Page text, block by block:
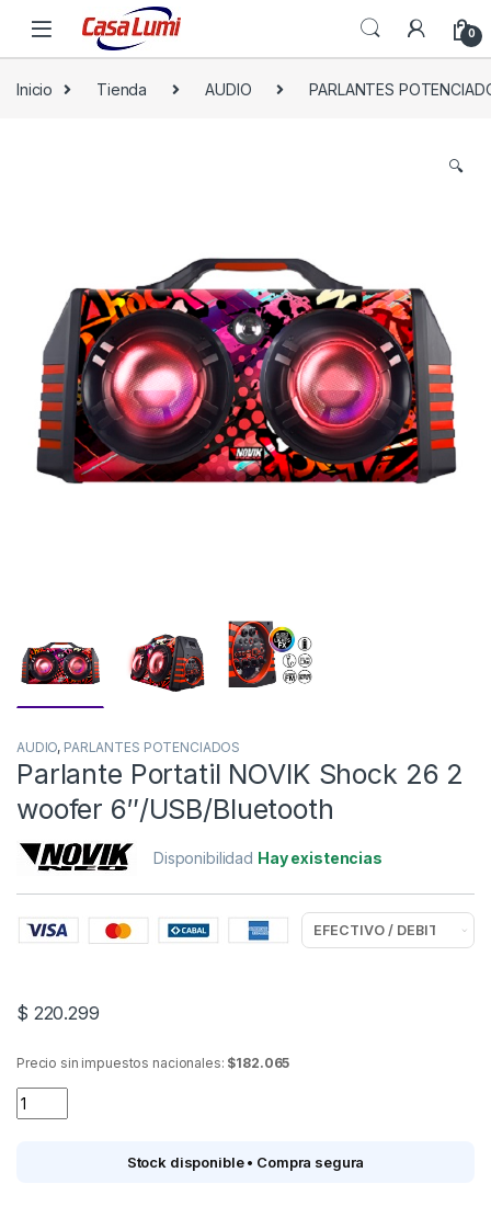
0
Inicio Tienda AUDIO PARLANTES
🔍
AUDIO, PARLANTES POTENCIADOS
Parlante Portatil NOVIK Shock 26 2
woofer 6″/USB/Bluetooth
Disponibilidad Hay existencias
$ 220.299
Precio sin impuestos nacionales: $182.065
Parlante Portatil NOVIK Shock 26 2 woofer 6"/USB/Bluetooth
Stock disponible • Compra segura